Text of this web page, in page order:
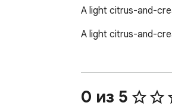
A light citrus-and-
A light citrus-and-
0 из 5